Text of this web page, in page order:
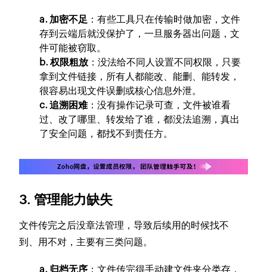
a. 加密不足 ：有些工具只在传输时做加密，文件
存到云端后就没保护了，一旦服务器出问题，文
件可能被窃取。
b. 权限粗放 ：没法给不同人设置不同权限，只要
拿到文件链接，所有人都能改、能删、能转发，
很容易出现文件误删或核心信息外泄。
c. 追溯困难：没有操作记录可查，文件被谁看
过、改了哪里、转发给了谁，都没法追溯，真出
了安全问题，都找不到责任方。
3. 管理能力缺失
文件传完之后没章法管理，导致后续用的时候找不
到、用不对，主要有三类问题。
a. 归档无序 ：文件传完得手动建文件夹分类存，